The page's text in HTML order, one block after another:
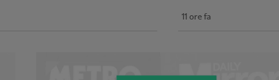
11 ore fa